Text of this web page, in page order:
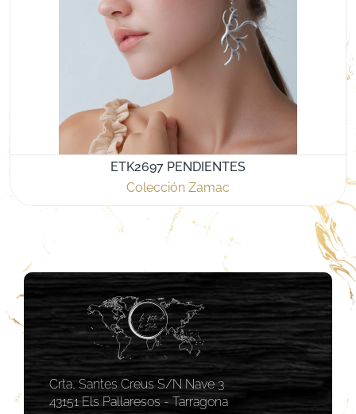
ETK2697 PENDIENTES
Colección Zamac
Crta, Santes Creus S/N Nave 3
43151 Els Pallaresos - Tarragona